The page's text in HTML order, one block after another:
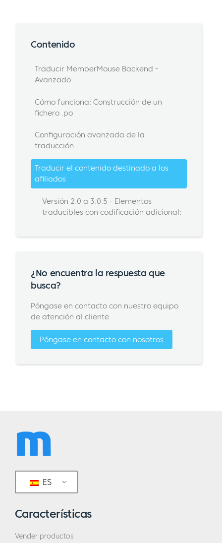
Contenido
Traducir MemberMouse Backend -
Avanzado
Cómo funciona: Construcción de un
fichero .po
Configuración avanzada de la
traducción
Traducir el contenido destinado a los
afiliados
Versión 2.0 a 3.0.5 - Elementos
traducibles con codificación adicional:
¿No encuentra la respuesta que
busca?
Póngase en contacto con nuestro equipo
de atención al cliente
Póngase en contacto con nosotros
ES
Características
Vender productos